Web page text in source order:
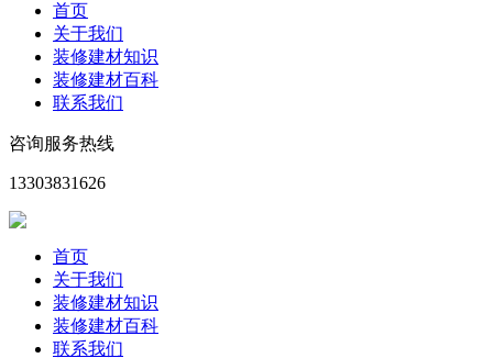
首页
关于我们
装修建材知识
装修建材百科
联系我们
咨询服务热线
13303831626
首页
关于我们
装修建材知识
装修建材百科
联系我们